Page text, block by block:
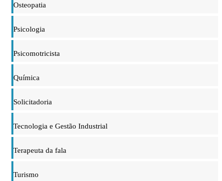
Osteopatia
Psicologia
Psicomotricista
Química
Solicitadoria
Tecnologia e Gestão Industrial
Terapeuta da fala
Turismo